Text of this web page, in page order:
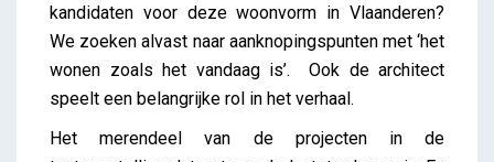
kandidaten voor deze woonvorm in Vlaanderen?
We zoeken alvast naar aanknopingspunten met ‘het
wonen zoals het vandaag is’. Ook de architect
speelt een belangrijke rol in het verhaal.
Het merendeel van de projecten in de